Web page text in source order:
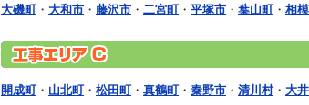
大磯町・ 大和市 ・ 藤沢市 ・ 二宮町・ 平塚市 ・ 葉山町・ 相
開成町・ 山北町・ 松田町・ 真鶴町・秦野市 ・ 清川村・ 大